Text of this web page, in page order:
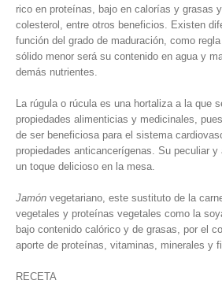
rico en proteínas, bajo en calorías y grasas
colesterol, entre otros beneficios. Existen
función del grado de maduración, como
sólido menor será su contenido en agua y
demás nutrientes.
La rúgula o rúcula es una hortaliza a la que
propiedades alimenticias y medicinales,
de ser beneficiosa para el sistema
propiedades anticancerígenas. Su peculiar y
un toque delicioso en la mesa.
Jamón vegetariano, este sustituto de la
vegetales y proteínas vegetales como la
bajo contenido calórico y de grasas, por el
aporte de proteínas, vitaminas, minerales y
RECETA